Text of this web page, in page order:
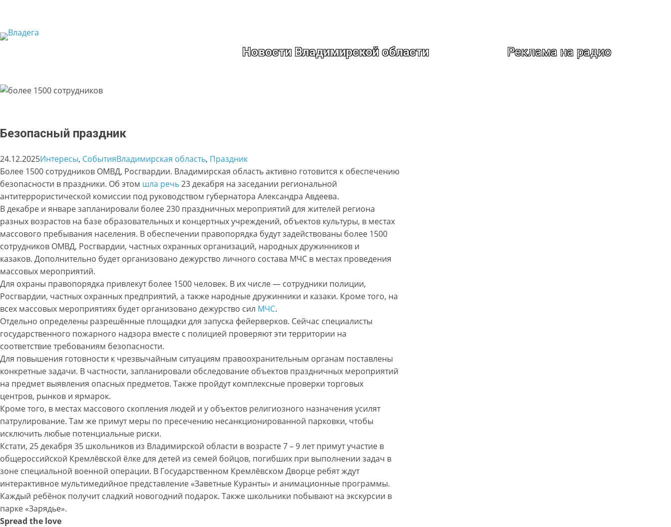
содержимому
Новости Владимирской области Реклама на радио
Безопасный праздник
24.12.2025Интересы, СобытияВладимирская область, Праздник
Более 1500 сотрудников ОМВД, Росгвардии. Владимирская область активно готовится к обеспечению
безопасности в праздники. Об этом шла речь23 декабря на заседании региональной
антитеррористической комиссии под руководством губернатора Александра Авдеева.
В декабре и январе запланировали более 230 праздничных мероприятий для жителей региона
разных возрастов на базе образовательных и концертных учреждений, объектов культуры, в местах
массового пребывания населения. В обеспечении правопорядка будут задействованы более 1500
сотрудников ОМВД, Росгвардии, частных охранных организаций, народных дружинников и
казаков. Дополнительно будет организовано дежурство личного состава МЧС в местах проведения
массовых мероприятий.
Для охраны правопорядка привлекут более 1500 человек. В их числе — сотрудники полиции,
Росгвардии, частных охранных предприятий, а также народные дружинники и казаки. Кроме того, на
всех массовых мероприятиях будет организовано дежурство сил МЧС.
Отдельно определены разрешённые площадки для запуска фейерверков. Сейчас специалисты
государственного пожарного надзора вместе с полицией проверяют эти территории на
соответствие требованиям безопасности.
Для повышения готовности к чрезвычайным ситуациям правоохранительным органам поставлены
конкретные задачи. В частности, запланировали обследование объектов праздничных мероприятий
на предмет выявления опасных предметов. Также пройдут комплексные проверки торговых
центров, рынков и ярмарок.
Кроме того, в местах массового скопления людей и у объектов религиозного назначения усилят
патрулирование. Там же примут меры по пресечению несанкционированной парковки, чтобы
исключить любые потенциальные риски.
Кстати, 25 декабря 35 школьников из Владимирской области в возрасте 7 – 9 лет примут участие в
общероссийской Кремлёвской ёлке для детей из семей бойцов, погибших при выполнении задач в
зоне специальной военной операции. В Государственном Кремлёвском Дворце ребят ждут
интерактивное мультимедийное представление «Заветные Куранты» и анимационные программы.
Каждый ребёнок получит сладкий новогодний подарок. Также школьники побывают на экскурсии в
парке «Зарядье».
Spread the love